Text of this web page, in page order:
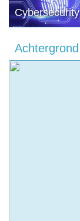
Cybersecurity
Achtergrond